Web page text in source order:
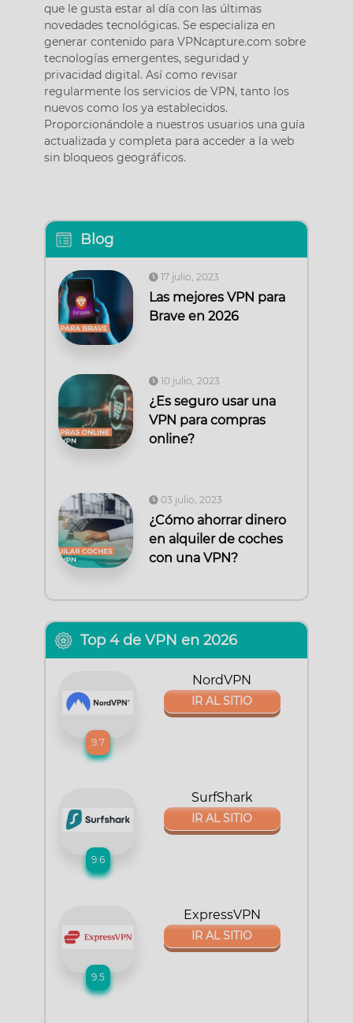
Blog
17 julio, 2023
Las mejores VPN para
Brave en 2026
10 julio, 2023
¿Es seguro usar una
VPN para compras
online?
03 julio, 2023
¿Cómo ahorrar dinero
en alquiler de coches
con una VPN?
Top 4 de VPN en 2026
9.7
NordVPN
IR AL SITIO
9.6
SurfShark
IR AL SITIO
9.5
ExpressVPN
IR AL SITIO
que le gusta estar al día con las últimas
novedades tecnológicas. Se especializa en
generar contenido para VPNcapture.com sobre
tecnologías emergentes, seguridad y
privacidad digital. Así como revisar
regularmente los servicios de VPN, tanto los
nuevos como los ya establecidos.
Proporcionándole a nuestros usuarios una guía
actualizada y completa para acceder a la web
sin bloqueos geográficos.